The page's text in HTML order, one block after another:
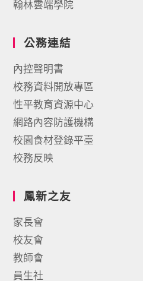
翰林雲端學院
公務連結
內控聲明書
校務資料開放專區
性平教育資源中心
網路內容防護機構
校園食材登錄平臺
校務反映
鳳新之友
家長會
校友會
教師會
員生社